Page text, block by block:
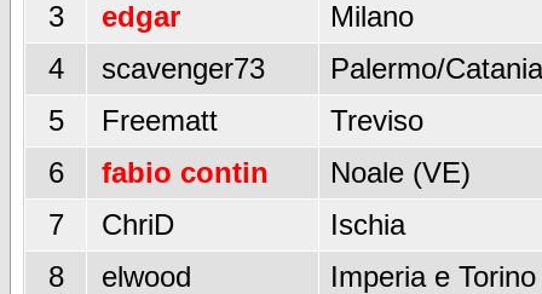
3
edgar
Milano
4
scavenger73
Palermo/Catania
5
Freematt
Treviso
6
fabio contin
Noale (VE)
7
ChriD
Ischia
8
elwood
Imperia e Torino